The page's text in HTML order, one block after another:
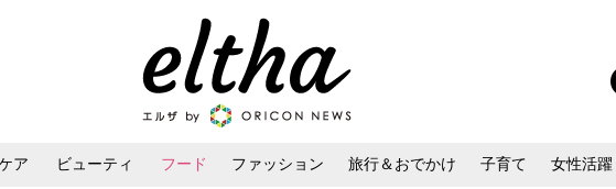
ア ビューティ フード ファッション 旅行＆おでかけ 子育て 女性活躍